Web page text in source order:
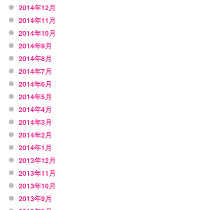
2014年12月
2014年11月
2014年10月
2014年9月
2014年8月
2014年7月
2014年6月
2014年5月
2014年4月
2014年3月
2014年2月
2014年1月
2013年12月
2013年11月
2013年10月
2013年9月